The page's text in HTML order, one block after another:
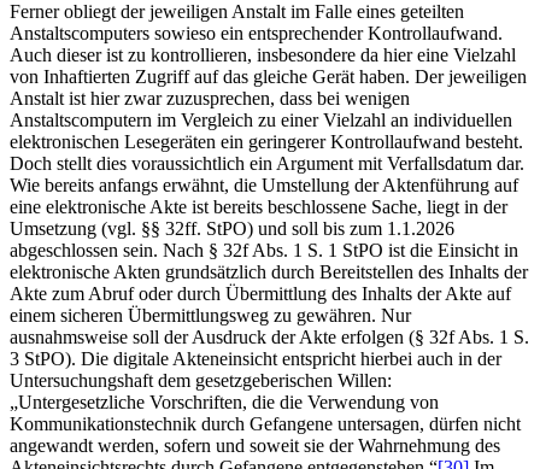
Ferner obliegt der jeweiligen Anstalt im Falle eines geteilten
Anstaltscomputers sowieso ein entsprechender Kontrollaufwand.
Auch dieser ist zu kontrollieren, insbesondere da hier eine Vielzahl
von Inhaftierten Zugriff auf das gleiche Gerät haben. Der jeweiligen
Anstalt ist hier zwar zuzusprechen, dass bei wenigen
Anstaltscomputern im Vergleich zu einer Vielzahl an individuellen
elektronischen Lesegeräten ein geringerer Kontrollaufwand besteht.
Doch stellt dies voraussichtlich ein Argument mit Verfallsdatum dar.
Wie bereits anfangs erwähnt, die Umstellung der Aktenführung auf
eine elektronische Akte ist bereits beschlossene Sache, liegt in der
Umsetzung (vgl. §§ 32ff. StPO) und soll bis zum 1.1.2026
abgeschlossen sein. Nach § 32f Abs. 1 S. 1 StPO ist die Einsicht in
elektronische Akten grundsätzlich durch Bereitstellen des Inhalts der
Akte zum Abruf oder durch Übermittlung des Inhalts der Akte auf
einem sicheren Übermittlungsweg zu gewähren. Nur
ausnahmsweise soll der Ausdruck der Akte erfolgen (§ 32f Abs. 1 S.
3 StPO). Die digitale Akteneinsicht entspricht hierbei auch in der
Untersuchungshaft dem gesetzgeberischen Willen:
„Untergesetzliche Vorschriften, die die Verwendung von
Kommunikationstechnik durch Gefangene untersagen, dürfen nicht
angewandt werden, sofern und soweit sie der Wahrnehmung des